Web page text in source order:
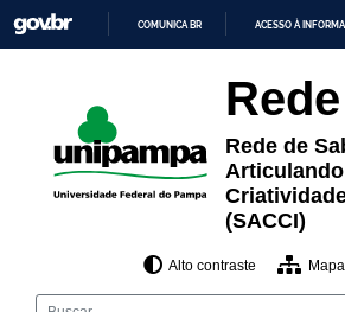
para
o
CONTEÚDO
COMUNICA BR ACESSO À
Rede de
(SACCI)
Alto contraste